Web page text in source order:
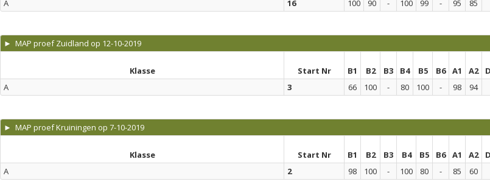
A
16 100 90 - 100 99 - 95 85
► MAP proef Zuidland op 12-10-2019
Klasse Start Nr B1 B2 B3 B4 B5 B6 A1 A2
A
3 66 100 - 80 100 - 98 94
► MAP proef Kruiningen op 7-10-2019
Klasse Start Nr B1 B2 B3 B4 B5 B6 A1 A2
A
2 98 100 - 100 80 - 85 60